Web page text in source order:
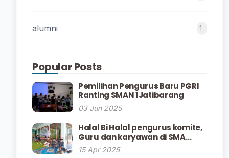
alumni 1
Popular Posts
Pemilihan Pengurus Baru PGRI
Ranting SMAN 1Jatibarang
03 Jun 2025
Halal Bi Halal pengurus komite,
Guru dan karyawan di SMA
Negeri 1 Jatibarang
15 Apr 2025